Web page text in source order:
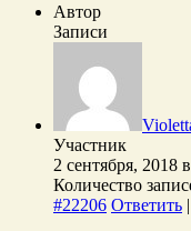
Автор
Записи
Участник
2 сентября, 2018
Количество
#22206 Ответить |